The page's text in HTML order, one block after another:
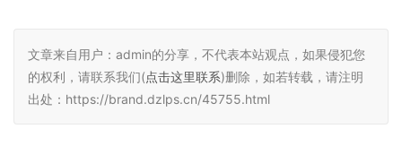
文章来自用户：admin的分享，不代表本站观点，如果侵犯您
的权利，请联系我们(点击这里联系)删除，如若转载，请注明
出处：https://brand.dzlps.cn/45755.html